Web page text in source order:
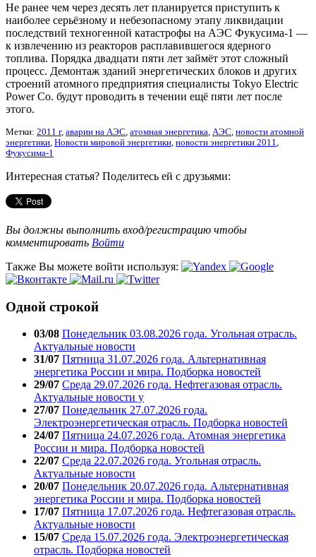
Не ранее чем через десять лет планируется приступить к
наиболее серьёзному и небезопасному этапу ликвидации
последствий техногенной катастрофы на АЭС Фукусима-1 —
к извлечению из реакторов расплавившегося ядерного
топлива. Порядка двадцати пяти лет займёт этот сложный
процесс. Демонтаж зданий энергетических блоков и других
строений атомного предприятия специалисты Tokyo Electric
Power Co. будут проводить в течении ещё пяти лет после
этого.
Метки: 2011 г, аварии на АЭС, атомная энергетика, АЭС, новости атомной
энергетики, Новости мировой энергетики, новости энергетики 2011,
Фукусима-1
Интересная статья? Поделитесь ей с друзьями:
Вы должны выполнить вход/регистрацию чтобы
комментировать Войти
Также Вы можете войти используя:
Одной строкой
03/08 Понедельник 03.08.2026 года. Угольная отрасль.
Актуальные новости
31/07 Пятница 31.07.2026 года. Альтернативная
энергетика России и мира. Подборка новостей
29/07 Среда 29.07.2026 года. Нефтегазовая отрасль.
Актуальные новости у
27/07 Понедельник 27.07.2026 года.
Электроэнергетическая отрасль. Подборка новостей
24/07 Пятница 24.07.2026 года. Атомная энергетика
России и мира. Подборка новостей
22/07 Среда 22.07.2026 года. Угольная отрасль.
Актуальные новости
20/07 Понедельник 20.07.2026 года. Альтернативная
энергетика России и мира. Подборка новостей
17/07 Пятница 17.07.2026 года. Нефтегазовая отрасль.
Актуальные новости
15/07 Среда 15.07.2026 года. Электроэнергетическая
отрасль. Подборка новостей